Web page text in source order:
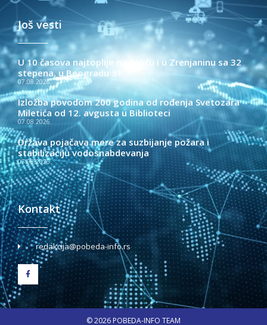
Još vesti
U 10 časova najtoplije na Paliću i u Zrenjaninu sa 32
stepena, u Beogradu 31
07.08.2026.
Izložba povodom 200 godina od rođenja Svetozara
Miletića od 12. avgusta u Biblioteci
07.08.2026.
Država pojačava mere za suzbijanje požara i
stabilizaciju vodosnabdevanja
07.08.2026.
Kontakt
redakcija@pobeda-info.rs
© 2026 POBEDA-INFO TEAM